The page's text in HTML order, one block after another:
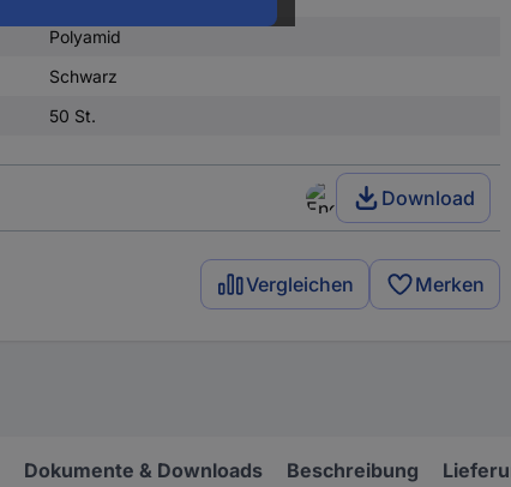
Polyamid
Schwarz
50 St.
Download
Vergleichen Merken
Dokumente & Downloads Beschreibung